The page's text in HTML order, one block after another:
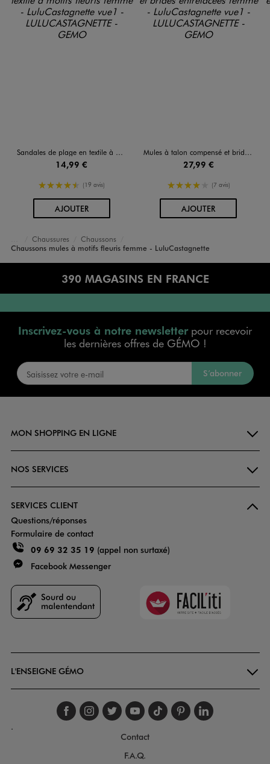
Sandales de plage en textile à motifs fleuris femme - LuluCastagnette
14,99 €
4.5/5 de moyenne
(19 avis)
AJOUTERAU PANIER
Mules à talon compensé et brides entrelacées femme - LuluCastagnette
27,99 €
4/5 de moyenne
(7 avis)
AJOUTERAU PANIER
Accueil
Femme
Chaussures
Chaussons
Chaussons mules à motifs fleuris femme - LuluCastagnette
390 MAGASINS EN FRANCE
Inscrivez-vous à notre newsletterpour recevoir
les dernières offres de GÉMO !
S’abonner
MON SHOPPING EN LIGNE
NOS SERVICES
SERVICES CLIENT
Questions/réponses
Formulaire de contact
09 69 32 35 19 (appel non surtaxé)
Facebook Messenger
Faciliti
L'ENSEIGNE GÉMO
Suivez-nous sur
Suivez-nous sur
Suivez-nous sur
Suivez-nous
Suivez-nous
Suivez-
.
Contact
F.A.Q.